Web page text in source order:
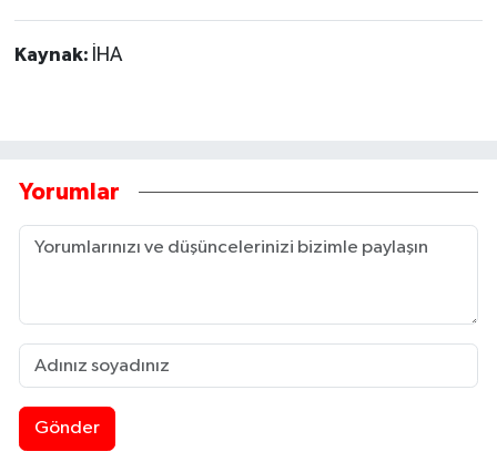
Kaynak: İHA
Yorumlar
Gönder